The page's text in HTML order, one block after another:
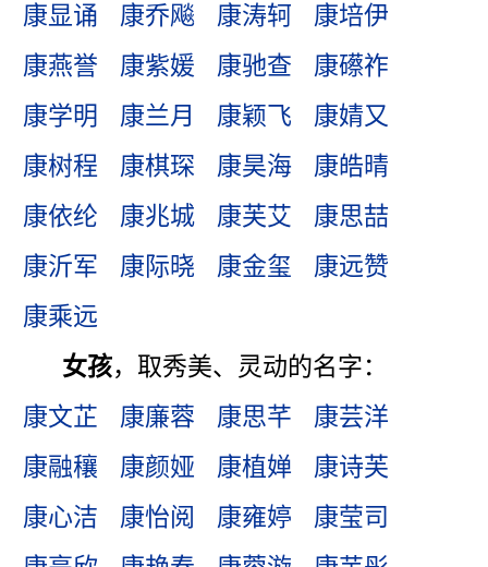
康显诵
康乔飚 康涛轲
康培伊
康燕誉
康紫媛 康驰查
康礤祚
康学明
康兰月 康颖飞
康婧又
康树程
康棋琛 康昊海
康皓晴
康依纶
康兆城 康芙艾
康思喆
康沂军
康际晓 康金玺
康远赞
康乘远
女孩，取秀美、灵动的名字：
康文芷
康廉蓉 康思芊
康芸洋
康融穰
康颜娅 康植婵
康诗芙
康心洁
康怡阅 康雍婷
康莹司